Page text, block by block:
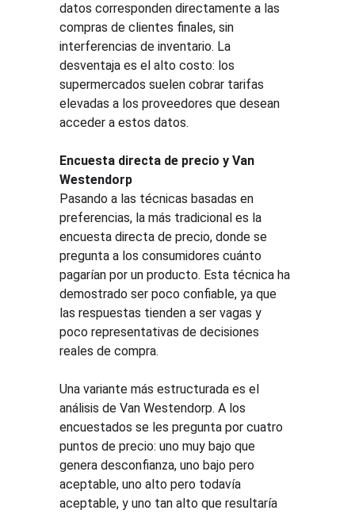
datos corresponden directamente a las
compras de clientes finales, sin
interferencias de inventario. La
desventaja es el alto costo: los
supermercados suelen cobrar tarifas
elevadas a los proveedores que desean
acceder a estos datos.
Encuesta directa de precio y Van
Westendorp
Pasando a las técnicas basadas en
preferencias, la más tradicional es la
encuesta directa de precio, donde se
pregunta a los consumidores cuánto
pagarían por un producto. Esta técnica ha
demostrado ser poco confiable, ya que
las respuestas tienden a ser vagas y
poco representativas de decisiones
reales de compra.
Una variante más estructurada es el
análisis de Van Westendorp. A los
encuestados se les pregunta por cuatro
puntos de precio: uno muy bajo que
genera desconfianza, uno bajo pero
aceptable, uno alto pero todavía
aceptable, y uno tan alto que resultaría